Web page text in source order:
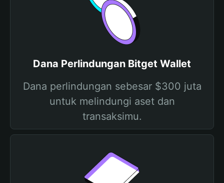
Dana Perlindungan Bitget Wallet
Dana perlindungan sebesar $300 juta
untuk melindungi aset dan
transaksimu.